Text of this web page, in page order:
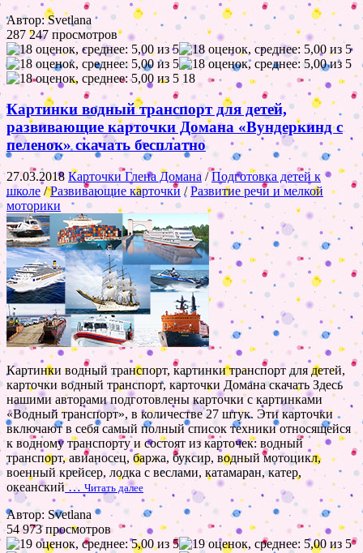
Автор: Svetlana
287 247 просмотров
18
Картинки водный транспорт для детей,
развивающие карточки Домана «Вундеркинд с
пеленок» скачать бесплатно
27.03.2018 Карточки Глена Домана /Подготовка детей к
школе/Развивающие карточки /Развитие речи и мелкой
моторики
Картинки водный транспорт, картинки транспорт для детей,
карточки водный транспорт, карточки Домана скачать Здесь
нашими авторами подготовлены карточки с картинками
«Водный транспорт», в количестве 27 штук. Эти карточки
включают в себя самый полный список техники относящейся
к водному транспорту и состоят из карточек: водный
транспорт, авианосец, баржа, буксир, водный мотоцикл,
военный крейсер, лодка с веслами, катамаран, катер,
океанский… Читать далее
Автор: Svetlana
54 973 просмотров